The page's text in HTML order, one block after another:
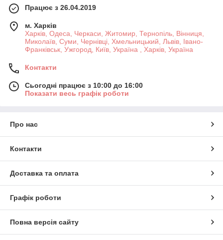
Працює з 26.04.2019
м. Харків
Харків, Одеса, Черкаси, Житомир, Тернопіль, Вінниця,
Миколаїв, Суми, Чернівці, Хмельницький, Львів, Івано-
Франківськ, Ужгород, Київ, Україна , Харків, Україна
Контакти
Сьогодні працює з 10:00 до 16:00
Показати весь графік роботи
Про нас
Контакти
Доставка та оплата
Графік роботи
Повна версія сайту